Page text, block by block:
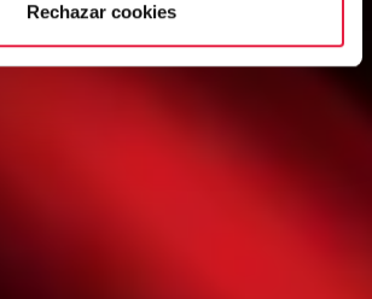
Rechazar cookies